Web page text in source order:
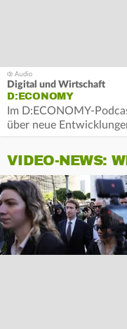
Digital und Wirtschaft
D:ECONOMY
Im D:ECONOMY-
über neue
VIDEO-NEWS: